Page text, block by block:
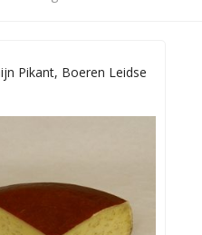
Pikant, Boeren Leidse